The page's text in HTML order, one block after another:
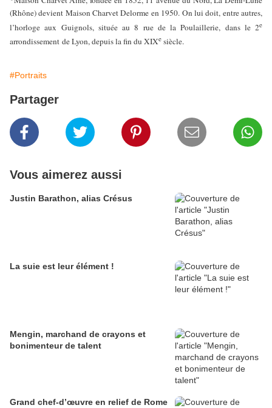
(Rhône) devient Maison Charvet Delorme en 1950. On lui doit, entre autres,
l’horloge aux Guignols, située au 8 rue de la Poulaillerie, dans le 2e
arrondissement de Lyon, depuis la fin du XIXe siècle.
#Portraits
Partager
Vous aimerez aussi
Justin Barathon, alias Crésus
La suie est leur élément !
Mengin, marchand de crayons et
bonimenteur de talent
Grand chef-d’œuvre en relief de Rome